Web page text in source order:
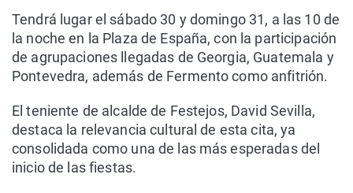
Tendrá lugar el sábado 30 y domingo 31, a las 10 de
la noche en la Plaza de España, con la participación
de agrupaciones llegadas de Georgia, Guatemala y
Pontevedra, además de Fermento como anfitrión.
El teniente de alcalde de Festejos, David Sevilla,
destaca la relevancia cultural de esta cita, ya
consolidada como una de las más esperadas del
inicio de las fiestas.